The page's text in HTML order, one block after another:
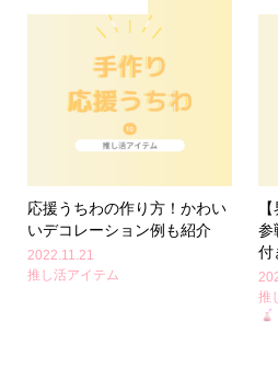
応援うちわの作り方！かわい
いデコレーション例も紹介
2022.11.21
推し活アイテム
参
付
推